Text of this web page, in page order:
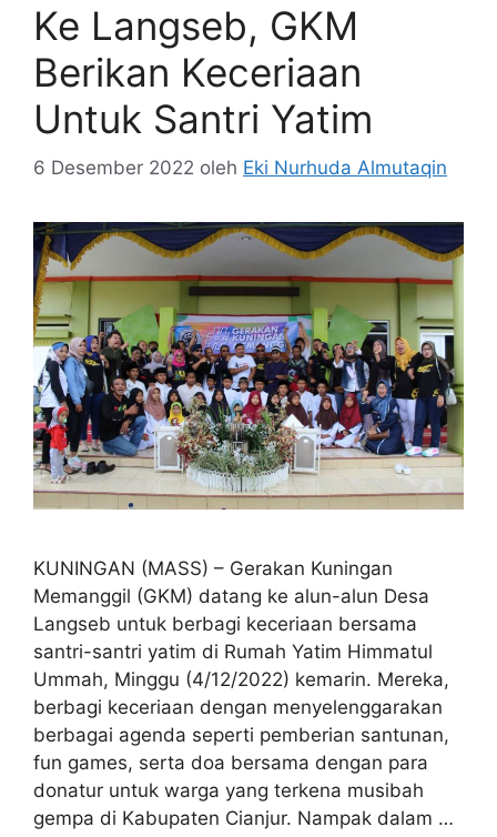
Ke Langseb, GKM
Berikan Keceriaan
Untuk Santri Yatim
6 Desember 2022 oleh Eki Nurhuda Almutaqin
KUNINGAN (MASS) – Gerakan Kuningan
Memanggil (GKM) datang ke alun-alun Desa
Langseb untuk berbagi keceriaan bersama
santri-santri yatim di Rumah Yatim Himmatul
Ummah, Minggu (4/12/2022) kemarin. Mereka,
berbagi keceriaan dengan menyelenggarakan
berbagai agenda seperti pemberian santunan,
fun games, serta doa bersama dengan para
donatur untuk warga yang terkena musibah
gempa di Kabupaten Cianjur. Nampak dalam …